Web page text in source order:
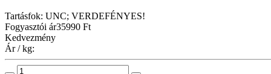
Tartásfok: UNC; VERDEFÉNYES!
Fogyasztói ár35990 Ft
Kedvezmény
Ár / kg: